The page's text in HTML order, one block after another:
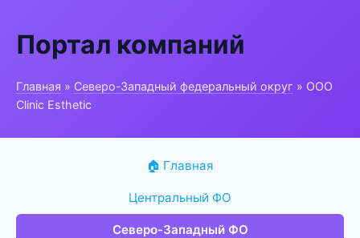
Портал компаний
Главная » Северо-Западный федеральный округ » ООО
Clinic Esthetic
🏠 Главная
Центральный ФО
Северо-Западный ФО